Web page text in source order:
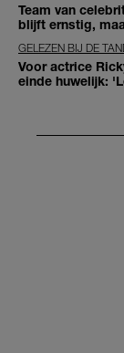
Team van
blijft ernstig,
GELEZEN BIJ DE
Voor actrice
einde huwelijk: